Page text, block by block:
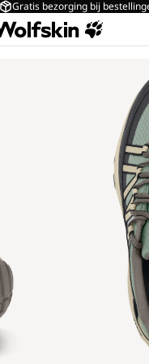
Gratis bezorging bij